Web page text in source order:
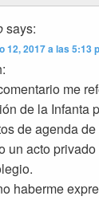
says:
12, 2017 a las 5:13
me
de la Infanta
de agenda
un acto
haberme